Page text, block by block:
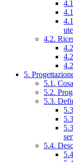
4.2.
5.
5.1.
5.2.
5.3.
5.4.